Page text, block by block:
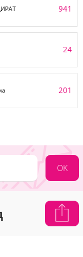
941
24
201
OK